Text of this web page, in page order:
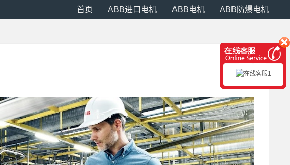
首页 ABB进口电机 ABB电机 ABB防爆电机